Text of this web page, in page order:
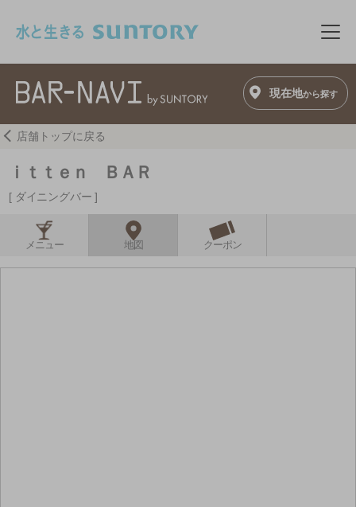
メ
現在地から探す
店舗トップに戻る
ｉｔｔｅｎ ＢＡＲ
ダイニングバー
メニュー 地図 クーポン